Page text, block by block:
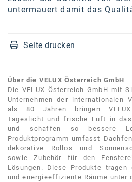
untermauert damit das
Seite drucken
Über die VELUX Österreich GmbH
Die VELUX Österreich GmbH mit
Unternehmen der internationalen
als 80 Jahren bringen
Tageslicht und frische Luft in das
und schaffen so bessere
Produktprogramm umfasst
dekorative Rollos und
sowie Zubehör für den
Lösungen. Diese Produkte
und energieeffiziente Räume unter